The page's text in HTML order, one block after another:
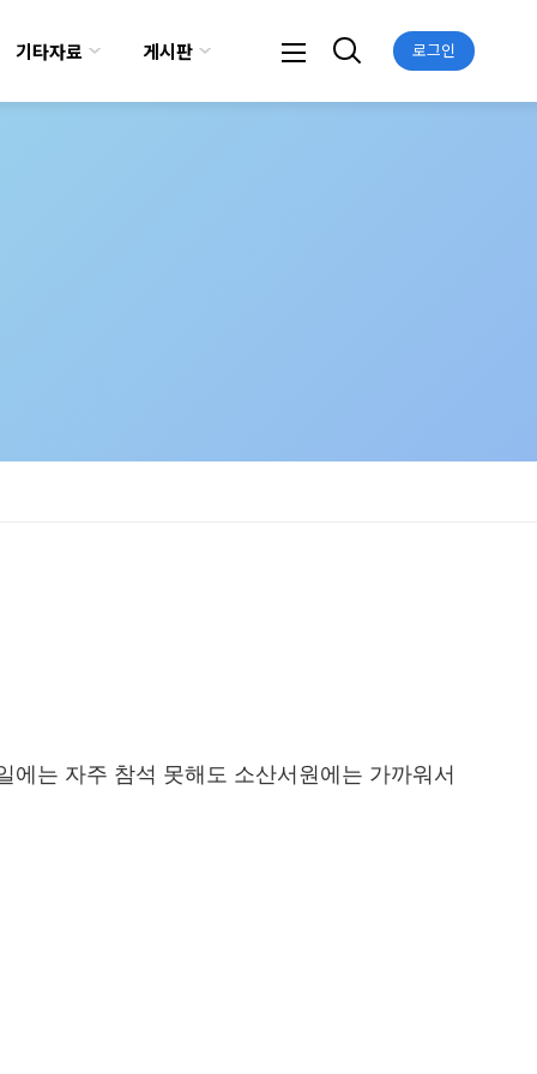
로그인
기타자료 게시판
는 자주 참석 못해도 소산서원에는 가까워서